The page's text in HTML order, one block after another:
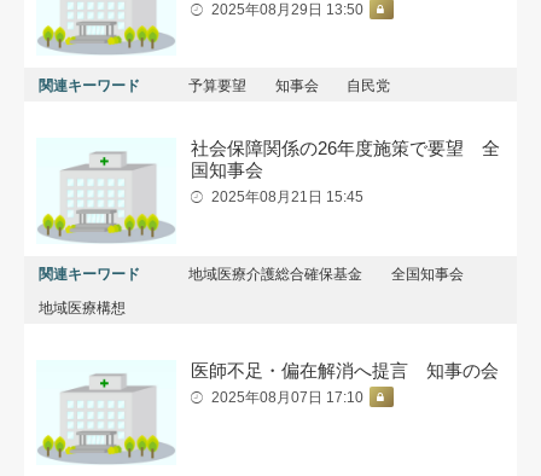
2025年08月29日 13:50
関連キーワード 予算要望 知事会 自民党
社会保障関係の26年度施策で要望 全
国知事会
2025年08月21日 15:45
関連キーワード 地域医療介護総合確保基金
全国知事会
地域医療構想
医師不足・偏在解消へ提言 知事の会
2025年08月07日 17:10